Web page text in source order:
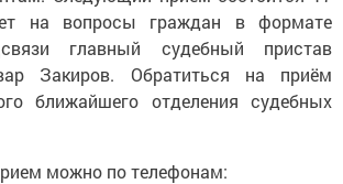
на вопросы граждан в формате
главный судебный пристав
Закиров. Обратиться на приём
ближайшего отделения судебных
можно по телефонам: